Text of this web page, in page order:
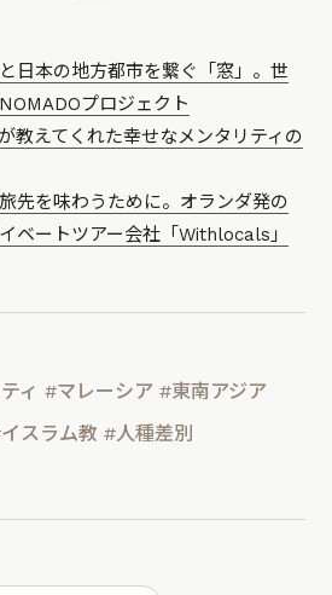
日本の地方都市を繋ぐ「窓」。世
プロジェクト
教えてくれた幸せなメンタリティの
先を味わうために。オランダ発の
ベートツアー会社「Withlocals」
ィ #マレーシア #東南アジア
スラム教 #人種差別